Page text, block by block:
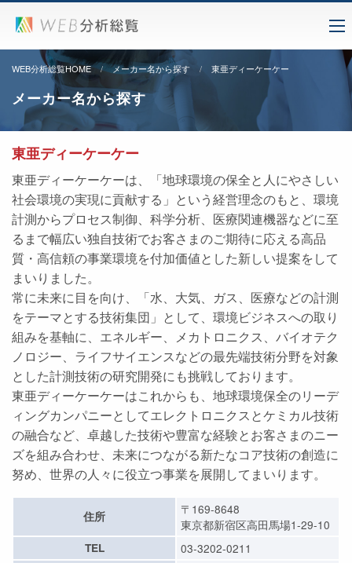
WEB分析総覧HOME メーカー名から探す 東亜ディーケーケー
メーカー名から探す
東亜ディーケーケー
東亜ディーケーケーは、「地球環境の保全と人にやさしい
社会環境の実現に貢献する」という経営理念のもと、環境
計測からプロセス制御、科学分析、医療関連機器などに至
るまで幅広い独自技術でお客さまのご期待に応える高品
質・高信頼の事業環境を付加価値とした新しい提案をして
まいりました。
常に未来に目を向け、「水、大気、ガス、医療などの計測
をテーマとする技術集団」として、環境ビジネスへの取り
組みを基軸に、エネルギー、メカトロニクス、バイオテク
ノロジー、ライフサイエンスなどの最先端技術分野を対象
とした計測技術の研究開発にも挑戦しております。
東亜ディーケーケーはこれからも、地球環境保全のリーデ
ィングカンパニーとしてエレクトロニクスとケミカル技術
の融合など、卓越した技術や豊富な経験とお客さまのニー
ズを組み合わせ、未来につながる新たなコア技術の創造に
努め、世界の人々に役立つ事業を展開してまいります。
住所
〒169-8648
東京都新宿区高田馬場1-29-10
TEL 03-3202-0211